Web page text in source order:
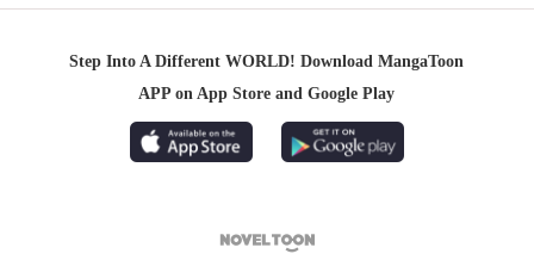
Step Into A Different WORLD! Download MangaToon
APP on App Store and Google Play
